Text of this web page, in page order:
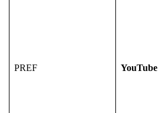
PREF YouTube